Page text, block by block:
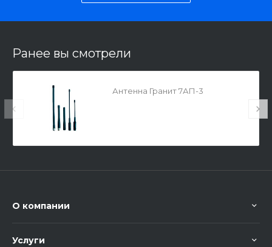
Ранее вы смотрели
Антенна Гранит 7АП-3
О компании
Услуги